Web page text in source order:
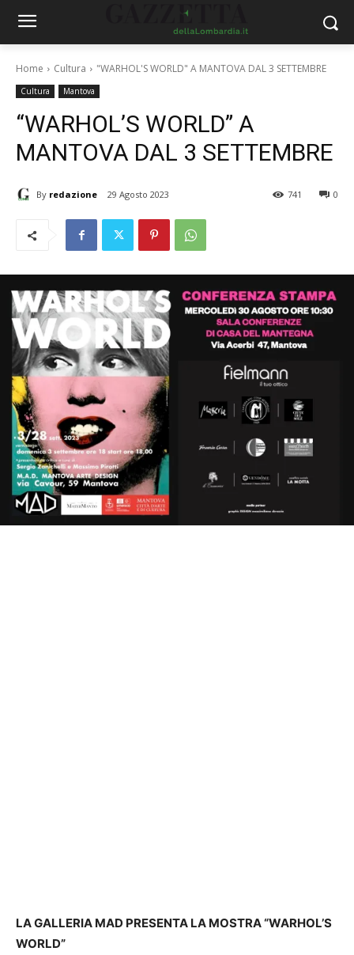
Home Cultura "WARHOL'S WORLD" A MANTOVA DAL 3 SETTEMBRE
Cultura Mantova
“WARHOL’S WORLD” A
MANTOVA DAL 3 SETTEMBRE
By redazione 29 Agosto 2023 0
741
LA GALLERIA MAD PRESENTA LA MOSTRA “WARHOL’S
WORLD”